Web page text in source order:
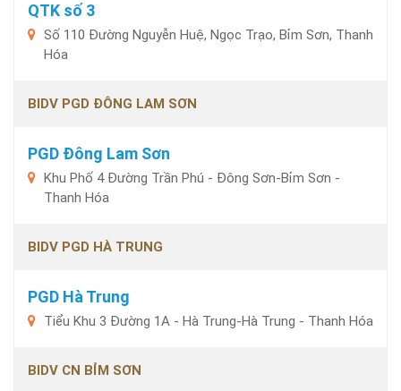
QTK số 3
Số 110 Đường Nguyễn Huệ, Ngọc Trạo, Bỉm Sơn, Thanh
Hóa
BIDV PGD ĐÔNG LAM SƠN
PGD Đông Lam Sơn
Khu Phố 4 Đường Trần Phú - Đông Sơn-Bỉm Sơn -
Thanh Hóa
BIDV PGD HÀ TRUNG
PGD Hà Trung
Tiểu Khu 3 Đường 1A - Hà Trung-Hà Trung - Thanh Hóa
BIDV CN BỈM SƠN